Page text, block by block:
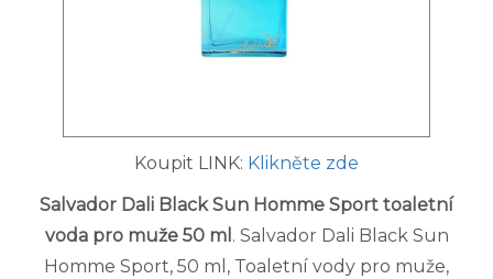
Koupit LINK: Klikněte zde
Salvador Dali Black Sun Homme Sport toaletní
voda pro muže 50 ml . Salvador Dali Black Sun
Homme Sport, 50 ml, Toaletní vody pro muže,